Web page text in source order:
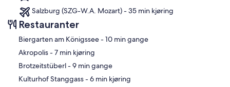
Salzburg (SZG-W.A. Mozart) - 35 min kjøring
Restauranter
‪Biergarten am Königssee - ‬10 min gange
‪Akropolis - ‬7 min kjøring
‪Brotzeitstüberl - ‬9 min gange
‪Kulturhof Stanggass - ‬6 min kjøring